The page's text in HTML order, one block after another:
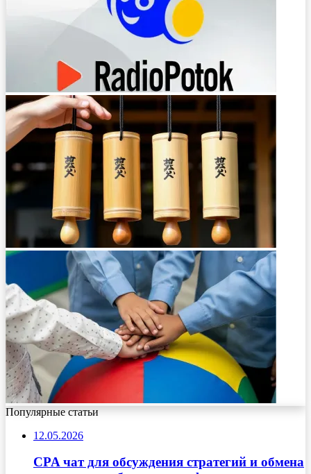
Популярные статьи
12.05.2026
CPA чат для обсуждения стратегий и обмена